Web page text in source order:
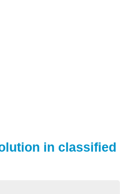
in classified